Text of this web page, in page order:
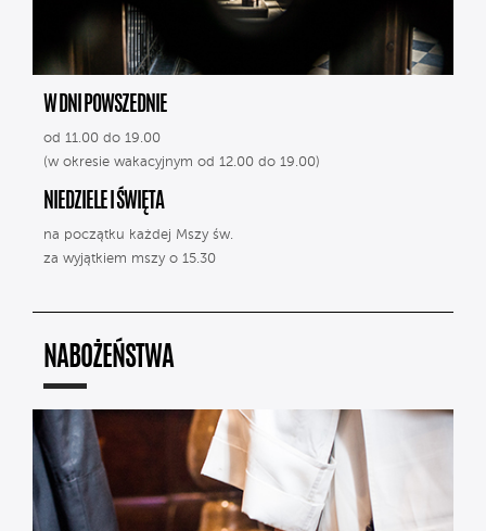
W DNI POWSZEDNIE
od 11.00 do 19.00
(w okresie wakacyjnym od 12.00 do 19.00)
NIEDZIELE I ŚWIĘTA
na początku każdej Mszy św.
za wyjątkiem mszy o 15.30
NABOŻEŃSTWA